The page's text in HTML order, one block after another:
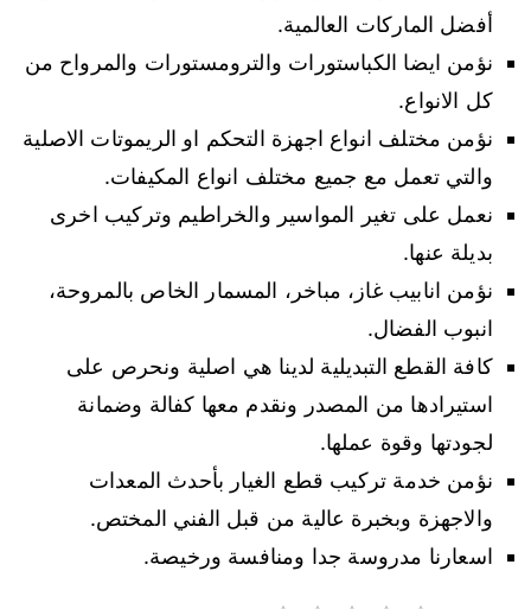
أفضل الماركات العالمية.
نؤمن ايضا الكباستورات والترومستورات والمرواح من
كل الانواع.
نؤمن مختلف انواع اجهزة التحكم او الريموتات الاصلية
والتي تعمل مع جميع مختلف انواع المكيفات.
نعمل على تغير المواسير والخراطيم وتركيب اخرى
بديلة عنها.
نؤمن انابيب غاز، مباخر، المسمار الخاص بالمروحة،
انبوب الفضال.
كافة القطع التبديلية لدينا هي اصلية ونحرص على
استيرادها من المصدر ونقدم معها كفالة وضمانة
لجودتها وقوة عملها.
نؤمن خدمة تركيب قطع الغيار بأحدث المعدات
والاجهزة وبخبرة عالية من قبل الفني المختص.
اسعارنا مدروسة جدا ومنافسة ورخيصة.